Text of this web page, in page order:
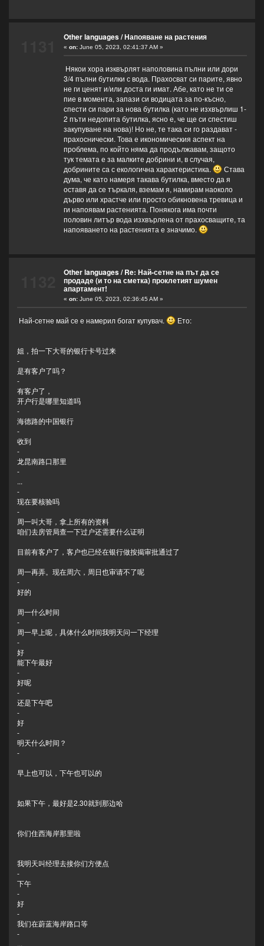
Other languages/Напояване на растения
« on:June 05, 2023, 02:41:37 AM »
Някои хора изквърлят наполовина пълни или дори
3/4 пълни бутилки с вода. Прахосват си парите, явно
не ги ценят и/или доста ги имат. Абе, като не ти се
пие в момента, запази си водицата за по-късно,
спести си пари за нова бутилка (като не изхвърлиш 1-
2 пъти недопита бутилка, ясно е, че ще си спестиш
закупуване на нова)! Но не, те така си го раздават -
прахоснически. Това е икономическия аспект на
проблема, по който няма да продължавам, защото
тук темата е за малките добрини и, в случая,
добрините са с екологична характеристика.
Става
дума, че като намеря такава бутилка, вместо да я
оставя да се търкаля, вземам я, намирам наоколо
дърво или храстче или просто обикновена тревица и
ги напоявам растенията. Понякога има почти
половин литър вода изхвърлена от прахосващите, та
напояването на растенията е значимо.
Other languages/Re: Най-сетне на път да се
продаде (и то на сметка) проклетият шумен
апартамент!
« on:June 05, 2023, 02:36:45 AM »
Най-сетне май се е намерил богат купувач. Ето:
姐，拍一下大哥的银行卡号过来
-
是有客户了吗？
-
有客户了，
开户行是哪里知道吗
-
海德路的中国银行
-
收到
-
龙昆南路口那里
-
...
-
现在要核验吗
-
周一叫大哥，拿上所有的资料
咱们去房管局查一下过户还需要什么证明
目前有客户了，客户也已经在银行做按揭审批通过了
周一再弄。现在周六，周日也审请不了呢
-
好的
周一什么时间
-
周一早上呢，具体什么时间我明天问一下经理
-
好
能下午最好
-
好呢
-
还是下午吧
-
好
-
明天什么时间？
-
早上也可以，下午也可以的
如果下午，最好是2.30就到那边哈
你们住西海岸那里啦
我明天叫经理去接你们方便点
-
下午
-
好
-
我们在蔚蓝海岸路口等
-
...